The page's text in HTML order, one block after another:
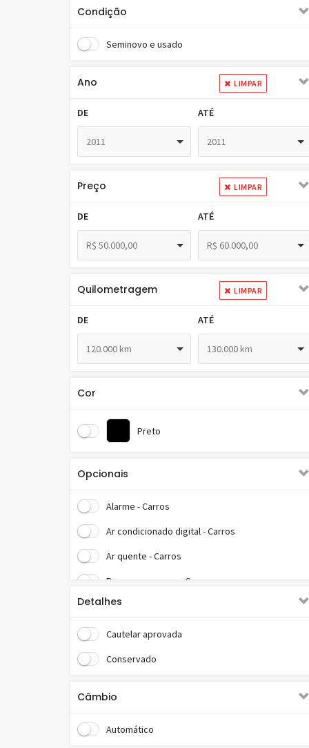
Condição
Seminovo e usado
Ano LIMPAR
DE
2011
ATÉ
2011
Preço LIMPAR
DE
R$ 50.000,00
ATÉ
R$ 60.000,00
Quilometragem LIMPAR
DE
120.000 km
ATÉ
130.000 km
Cor
Preto
Opcionais
Alarme - Carros
Ar condicionado digital - Carros
Ar quente - Carros
Bancos em couro - Carros
Bluetooth - Carros
Computador de bordo - Carros
Controle de som no volante - Carros
Encosto de cabeça traseiro - Carros
Detalhes
Cautelar aprovada
Conservado
Câmbio
Automático